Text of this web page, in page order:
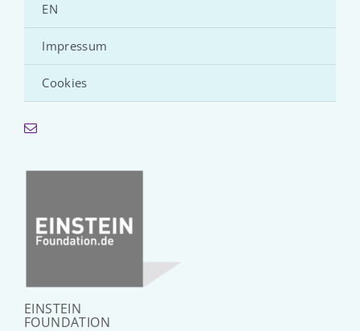
EN
Impressum
Cookies
EINSTEIN
FOUNDATION